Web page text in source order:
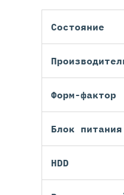
Состояние
Форм-фактор
Блок питания
HDD